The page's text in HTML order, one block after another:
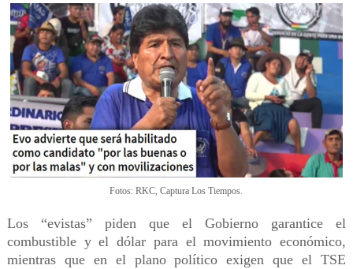
Fotos: RKC, Captura Los Tiempos.
Los “evistas” piden que el Gobierno garantice el
combustible y el dólar para el movimiento económico,
mientras que en el plano político exigen que el TSE